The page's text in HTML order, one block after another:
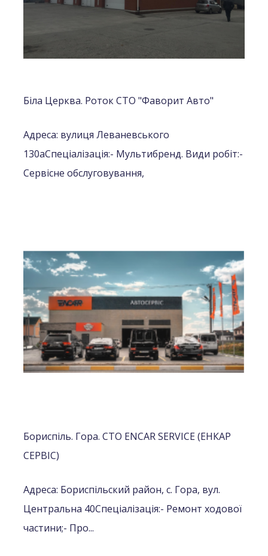
Біла Церква. Роток СТО "Фаворит Авто"
Адреса: вулиця Леваневського
130аСпеціалізація:- Мультибренд. Види робіт:-
Сервісне обслуговування,
Бориспіль. Гора. СТО ENCAR SERVICE (ЕНКАР
СЕРВІС)
Адреса: Бориспільский район, с. Гора, вул.
Центральна 40Спеціалізація:- Ремонт ходової
частини;- Про...